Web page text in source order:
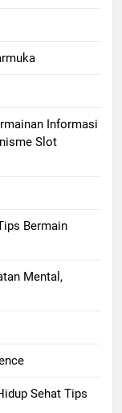
Informasi
Slot
Bermain
Mental,
Sehat Tips